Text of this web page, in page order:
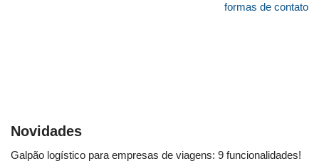
formas de contato
Novidades
Galpão logístico para empresas de viagens: 9 funcionalidades!